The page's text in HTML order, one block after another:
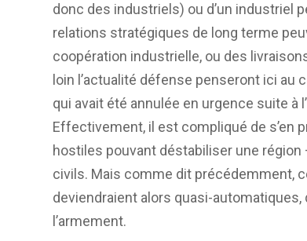
donc des industriels) ou d’un industriel
relations stratégiques de long terme
coopération industrielle, ou des
loin l’actualité défense penseront ici au
qui avait été annulée en urgence suite à
Effectivement, il est compliqué de s’en
hostiles pouvant déstabiliser une région
civils. Mais comme dit précédemment,
deviendraient alors quasi-
l’armement.